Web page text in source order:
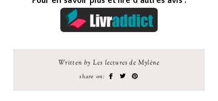
Written by Les lectures de Mylène
share on: